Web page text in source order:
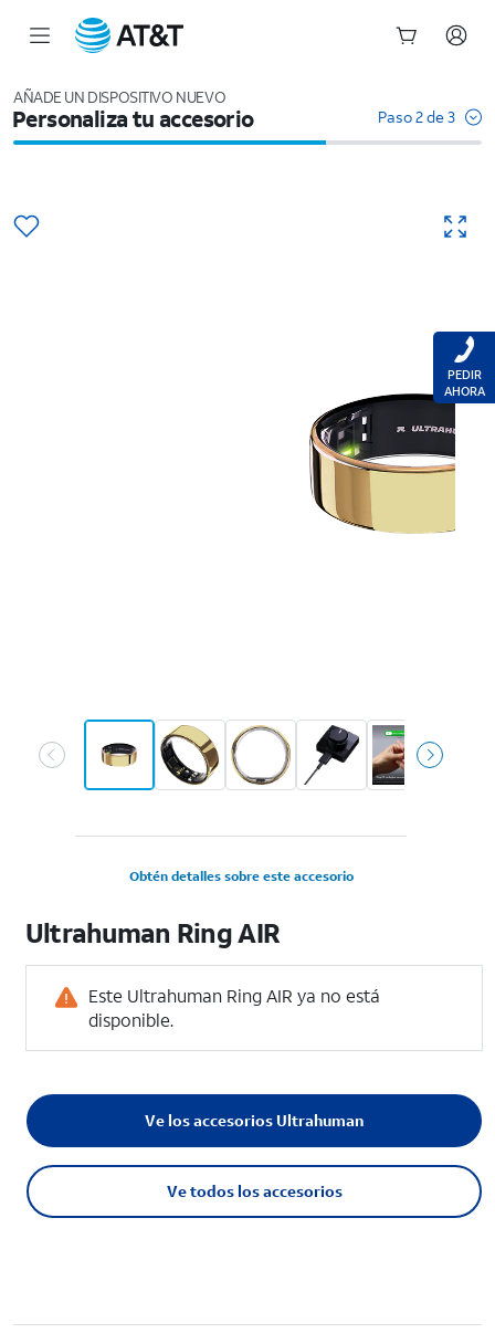
AÑADE UN DISPOSITIVO NUEVO
Personaliza tu accesorio Paso 2 de 3
Obtén detalles sobre este accesorio
Ultrahuman Ring AIR
Este Ultrahuman Ring AIR ya no está
disponible.
Ve todos los accesorios
Ve los accesorios Ultrahuman
PEDIR
AHORA